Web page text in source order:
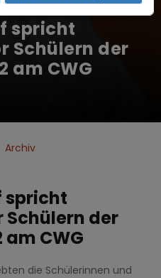
spricht
Schülern der
am CWG
Archiv
spricht
der
am CWG
die Schülerinnen und